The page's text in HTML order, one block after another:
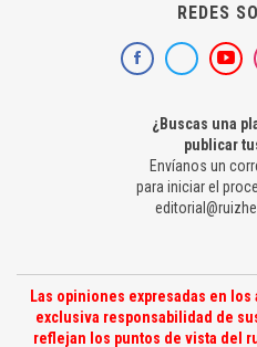
REDES
¿Buscas una
publicar
Envíanos un
para iniciar el
Las opiniones expresadas en
exclusiva responsabilidad de
reflejan los puntos de vista del